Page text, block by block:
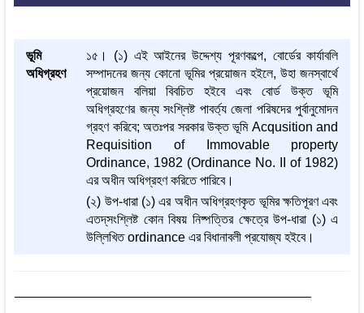
ভূমি
অধিগ্রহণ
১৫। (১) এই আইনের উদ্দেশ্য পূরণকল্পে, বোর্ডের কার্যাবলি
সম্পাদনের জন্য কোনো ভূমির প্রয়োজন হইলে, উহা জনস্বার্থে
প্রয়োজন বলিয়া বিবচিত হইবে এবং বোর্ড উক্ত ভূমি
অধিগ্রহণের জন্য সংশ্লিষ্ট পাবর্ত্য জেলা পরিষদের পুর্বানুমোদন
গ্রহণ করিবে; অতঃপর সরকার উক্ত ভূমি Acqusition and
Requisition of Immovable property
Ordinance, 1982 (Ordinance No. II of 1982)
এর অধীন অধিগ্রহণ করিতে পারিবে।
(২) উপ-ধারা (১) এর অধীন অধিগ্রহণকৃত ভূমির ক্ষতিপূরণ এবং
এতদ্‌সংশ্লিষ্ট কোন বিষয় নিষ্পত্তির ক্ষেত্রে উপ-ধারা (১) এ
উল্লিখিত ordinance এর বিধানাবলী প্রযোজ্য হইবে।